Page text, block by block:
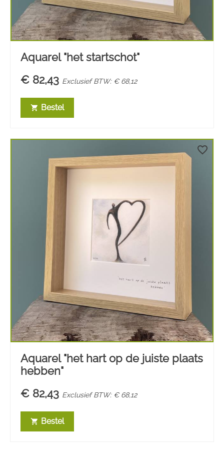
Aquarel "het startschot"
€ 82,43 Exclusief BTW: € 68,12
shopping_cart Bestel
favorite_border
Aquarel "het hart op de juiste plaats
hebben"
€ 82,43 Exclusief BTW: € 68,12
shopping_cart Bestel